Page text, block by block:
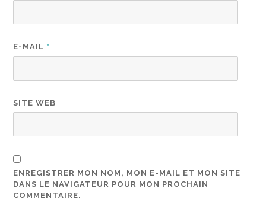
E-MAIL *
SITE WEB
ENREGISTRER MON NOM, MON E-MAIL ET MON SITE
DANS LE NAVIGATEUR POUR MON PROCHAIN
COMMENTAIRE.